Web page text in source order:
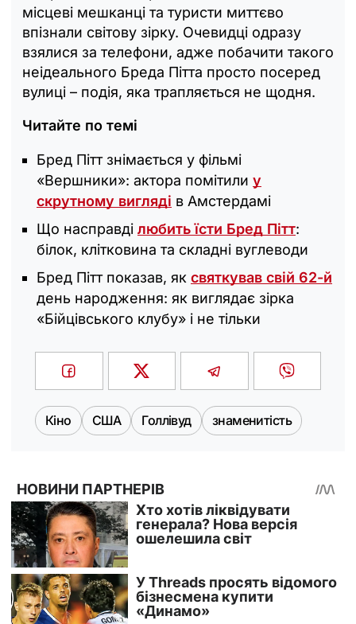
місцеві мешканці та туристи миттєво
впізнали світову зірку. Очевидці одразу
взялися за телефони, адже побачити такого
неідеального Бреда Пітта просто посеред
вулиці – подія, яка трапляється не щодня.
Читайте по темі
Бред Пітт знімається у фільмі
«Вершники»: актора помітили у
скрутному вигляді в Амстердамі
Що насправді любить їсти Бред Пітт:
білок, клітковина та складні вуглеводи
Бред Пітт показав, як святкував свій 62-й
день народження: як виглядає зірка
«Бійцівського клубу» і не тільки
Кіно США Голлівуд знаменитість